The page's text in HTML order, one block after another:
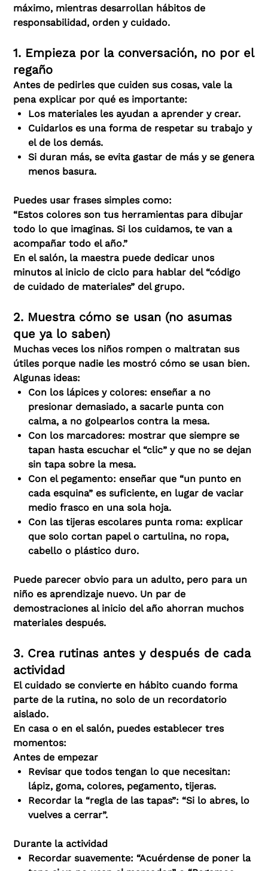
máximo, mientras desarrollan hábitos de
responsabilidad, orden y cuidado.
1. Empieza por la conversación, no por el
regaño
Antes de pedirles que cuiden sus cosas, vale la
pena explicar por qué es importante:
Los materiales les ayudan a aprender y crear.
Cuidarlos es una forma de respetar su trabajo y
el de los demás.
Si duran más, se evita gastar de más y se genera
menos basura.
Puedes usar frases simples como:
“Estos colores son tus herramientas para dibujar
todo lo que imaginas. Si los cuidamos, te van a
acompañar todo el año.”
En el salón, la maestra puede dedicar unos
minutos al inicio de ciclo para hablar del “código
de cuidado de materiales” del grupo.
2. Muestra cómo se usan (no asumas
que ya lo saben)
Muchas veces los niños rompen o maltratan sus
útiles porque nadie les mostró cómo se usan bien.
Algunas ideas:
Con los lápices y colores: enseñar a no
presionar demasiado, a sacarle punta con
calma, a no golpearlos contra la mesa.
Con los marcadores: mostrar que siempre se
tapan hasta escuchar el “clic” y que no se dejan
sin tapa sobre la mesa.
Con el pegamento: enseñar que “un punto en
cada esquina” es suficiente, en lugar de vaciar
medio frasco en una sola hoja.
Con las tijeras escolares punta roma: explicar
que solo cortan papel o cartulina, no ropa,
cabello o plástico duro.
Puede parecer obvio para un adulto, pero para un
niño es aprendizaje nuevo. Un par de
demostraciones al inicio del año ahorran muchos
materiales después.
3. Crea rutinas antes y después de cada
actividad
El cuidado se convierte en hábito cuando forma
parte de la rutina, no solo de un recordatorio
aislado.
En casa o en el salón, puedes establecer tres
momentos:
Antes de empezar
Revisar que todos tengan lo que necesitan:
lápiz, goma, colores, pegamento, tijeras.
Recordar la “regla de las tapas”: “Si lo abres, lo
vuelves a cerrar”.
Durante la actividad
Recordar suavemente: “Acuérdense de poner la